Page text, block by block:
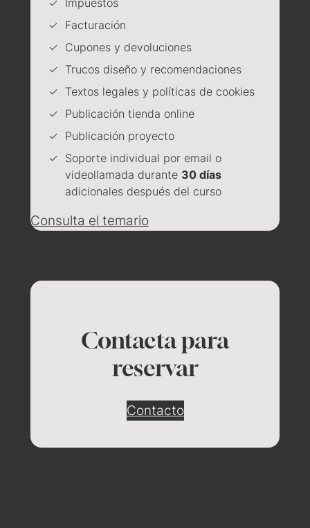
Facturación
Cupones y devoluciones
Trucos diseño y recomendaciones
Textos legales y políticas de cookies
Publicación tienda online
Publicación proyecto
Soporte individual por email o
videollamada durante 30 días
adicionales después del curso
Consulta el temario
Contacta para
reservar
Contacto